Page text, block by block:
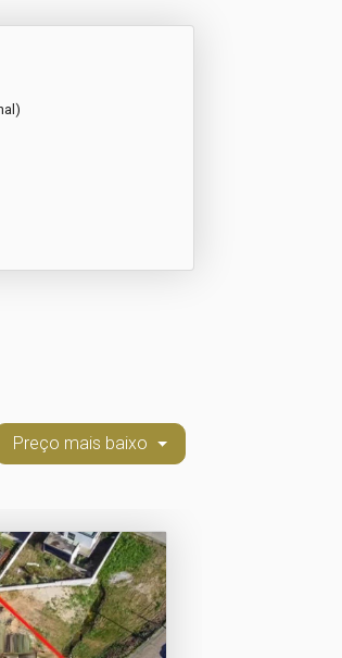
Preço mais baixo